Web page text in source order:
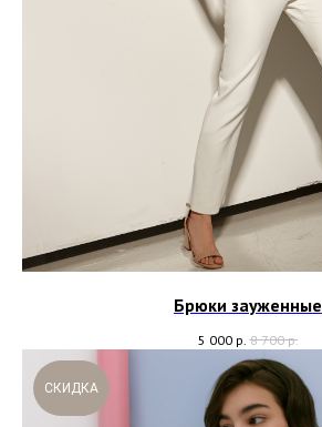
Брюки зауженные
5 000 р. 8 700 р.
СКИДКА